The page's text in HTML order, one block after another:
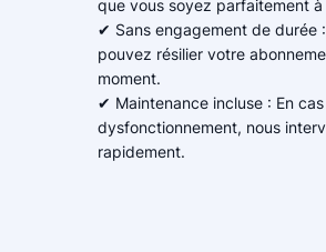
que vous soyez parfaitement à
✔ Sans engagement de durée
pouvez résilier votre
moment.
✔ Maintenance incluse : En
dysfonctionnement, nous
rapidement.